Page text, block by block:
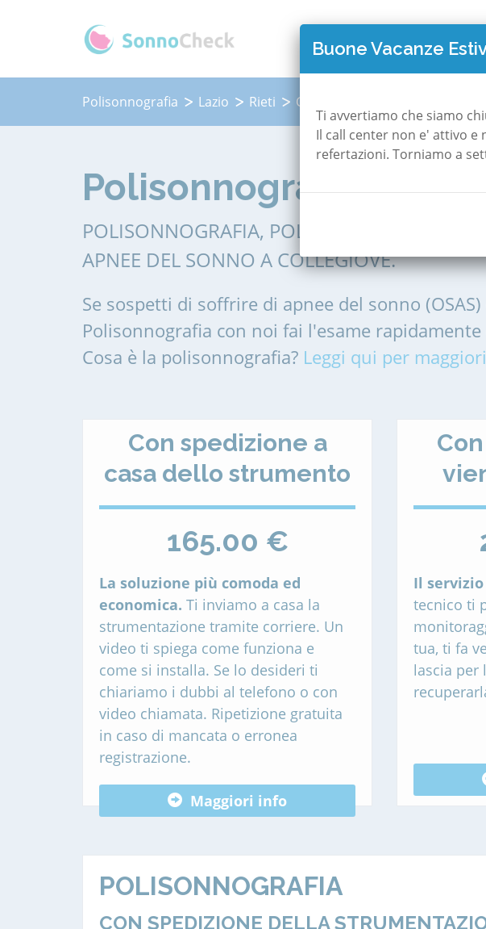
QUANTO COSTA
Polisonnografia Lazio Rieti Collegiove
Polisonnografia a
POLISONNOGRAFIA, POLIGRAFIA,
APNEE DEL SONNO A COLLEGIOVE.
Se sospetti di soffrire di apnee del sonno
Polisonnografia con noi fai l'esame
Cosa è la polisonnografia? Leggi qui per
Con spedizione a
casa dello strumento
165.00 €
La soluzione più comoda ed
economica. Ti inviamo a casa la
strumentazione tramite corriere. Un
video ti spiega come funziona e
come si installa. Se lo desideri ti
chiariamo i dubbi al telefono o con
video chiamata. Ripetizione gratuita
in caso di mancata o erronea
registrazione.
Maggiori info
Il
tecnico ti
tua, ti fa
lascia per
POLISONNOGRAFIA
CON SPEDIZIONE DELLA
Buone Vacanze
Ti avvertiamo che siamo
Il call center non e' attivo
refertazioni. Torniamo a